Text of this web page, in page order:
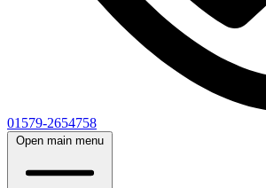
01579-2654758
Open main menu